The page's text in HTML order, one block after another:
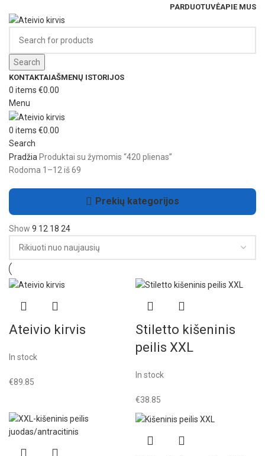
PARDUOTUVĖAPIE MUS
Search
KONTAKTAIAŠMENŲ ISTORIJOS
0 items €0.00
Menu
0 items €0.00
Search
Pradžia Produktai su žymomis “420 plienas”
Rodoma 1–12 iš 69
Prekių kategorijos
Show 9 12 18 24
Ateivio kirvis
In stock
€89.85
Stiletto kišeninis
peilis XXL
In stock
€38.85